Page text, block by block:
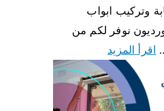
وتركيب ابواب
نوفر لكم من
اقرأ المزيد